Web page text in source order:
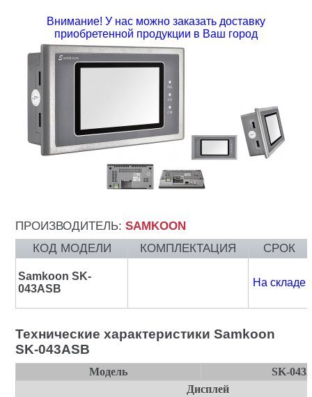
Внимание! У нас можно заказать доставку
приобретенной продукции в Ваш город
ПРОИЗВОДИТЕЛЬ:SAMKOON
КОД МОДЕЛИ
КОМПЛЕКТАЦИЯ СРОК
Samkoon SK-
043ASB
На складе
Технические характеристики Samkoon
SK-043ASB
Модель
SK-
Дисплей